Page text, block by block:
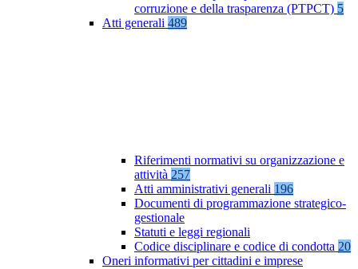
corruzione e della trasparenza (PTPCT) 5
Atti generali 489
Riferimenti normativi su organizzazione e
attività 257
Atti amministrativi generali 196
Documenti di programmazione strategico-
gestionale
Statuti e leggi regionali
Codice disciplinare e codice di condotta 20
Oneri informativi per cittadini e imprese